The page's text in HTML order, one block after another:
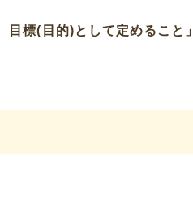
目標(目的)として定めること」